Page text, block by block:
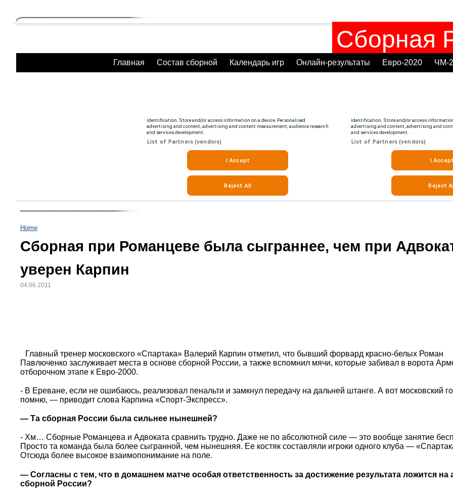
Сборная
Главная Состав сборной Календарь игр Онлайн-результаты Евро-2020 ЧМ-
Home
Сборная при Романцеве была сыграннее, чем при
уверен Карпин
04.06.2011
Главный тренер московского «Спартака» Валерий Карпин отметил, что бывший форвард красно-белых Роман
Павлюченко заслуживает места в основе сборной России, а также вспомнил мячи, которые забивал в ворота
отборочном этапе к Евро-2000.
- В Ереване, если не ошибаюсь, реализовал пенальти и замкнул передачу на дальней штанге. А вот московский
помню, — приводит слова Карпина «Спорт-Экспресс».
— Та сборная России была сильнее нынешней?
- Хм… Сборные Романцева и Адвоката сравнить трудно. Даже не по абсолютной силе — это вообще занятие
Просто та команда была более сыгранной, чем нынешняя. Ее костяк составляли игроки одного клуба —
Отсюда более высокое взаимопонимание на поле.
— Согласны с тем, что в домашнем матче особая ответственность за достижение результата ложится на
сборной России?